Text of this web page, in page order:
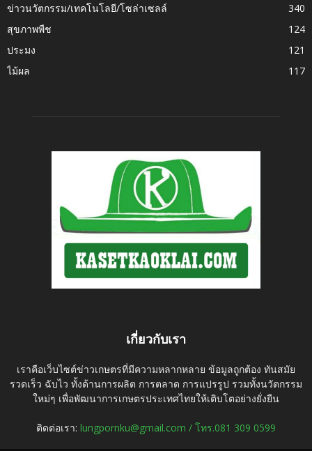
ข่าวนวัตกรรม/เทคโนโลยี/โซล่าเซลล์
340
สุขภาพพืช
124
ประมง
121
ไม้ผล
117
เกี่ยวกับเรา
เราคือเว็บไซต์ข่าวเกษตรที่มีความหลากหลาย ข้อมูลถูกต้อง ทันสมัย
รวดเร็ว ฉับไว ทั้งด้านการผลิต การตลาด การแปรรูป รวมทั้งนวัตกรรม
ใหม่ๆ เพื่อพัฒนาการเกษตรประเทศไทยให้เติบโตอย่างยั่งยืน
ติดต่อเรา: lungpornku@gmail.com / โทร.081 309 0599